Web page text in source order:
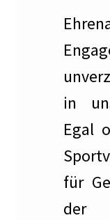
MV 2025
Raumplan
Satzung des
Spenden
Vorstand des
in
Egal
für
der